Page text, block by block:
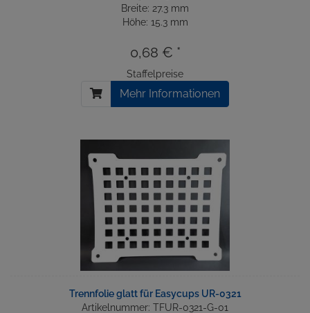
Breite: 27.3 mm
Höhe: 15.3 mm
0,68 € *
Staffelpreise
Mehr Informationen
Trennfolie glatt für Easycups UR-0321
Artikelnummer: TFUR-0321-G-01